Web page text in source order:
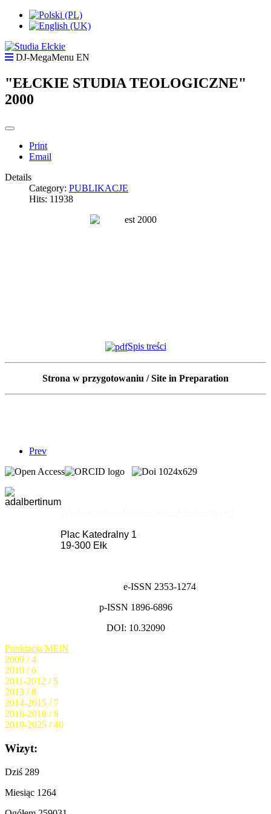
DJ-MegaMenu EN
"EŁCKIE STUDIA TEOLOGICZNE"
2000
Print
Email
Details
Category: PUBLIKACJE
Hits: 11938
Spis treści
Strona w przygotowaniu / Site in Preparation
Prev
Plac Katedralny 1
19-300 Ełk
e-ISSN 2353-1274
p-ISSN 1896-6896
DOI: 10.32090
Punktacja MEiN
2009 / 4
2010 / 6
2011-2012 / 5
2013 / 8
2014-2015 / 7
2016-2018 / 8
2019-2025 / 40
Wizyt:
Dziś 289
Miesiąc 1264